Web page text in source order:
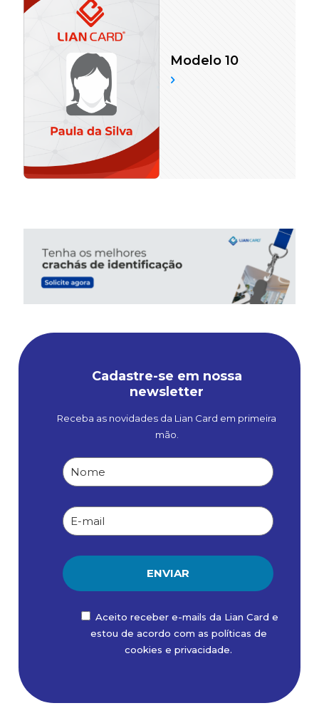
Modelo 10
Cadastre-se em nossa
newsletter
Receba as novidades da Lian Card em primeira
mão.
Aceito receber e-mails da Lian Card e
estou de acordo com as políticas de
cookies eprivacidade.